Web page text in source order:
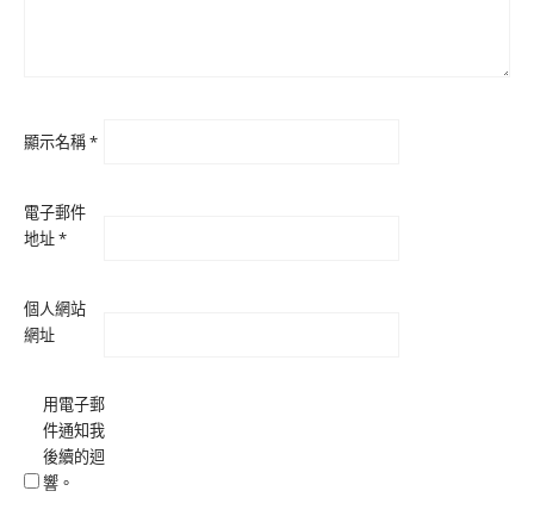
顯示名稱*
電子郵件
地址*
個人網站
網址
用電子郵
件通知我
後續的迴
響。